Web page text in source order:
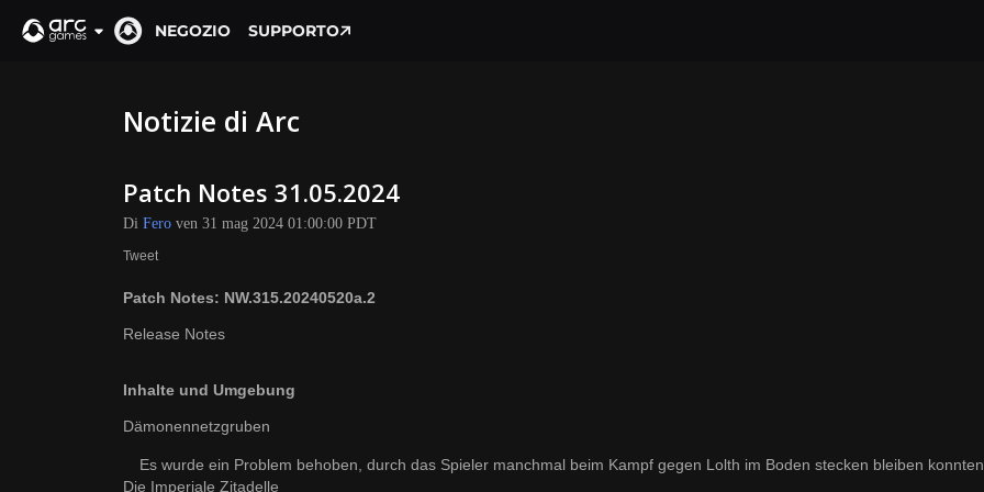
NEGOZIO SUPPORTO
Notizie di Arc
Patch Notes 31.05.2024
Di Fero ven 31 mag 2024 01:00:00 PDT
Tweet
Patch Notes: NW.315.20240520a.2
Release Notes
Inhalte und Umgebung
Dämonennetzgruben
Es wurde ein Problem behoben, durch das Spieler manchmal beim Kampf gegen Lolth im Boden stecken bleiben konnten.
Die Imperiale Zitadelle